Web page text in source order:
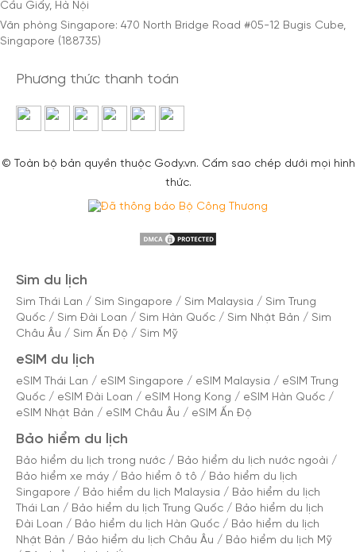
Cầu Giấy, Hà Nội
Văn phòng Singapore: 470 North Bridge Road #05-12 Bugis Cube,
Singapore (188735)
Phương thức thanh toán
© Toàn bộ bản quyền thuộc Gody.vn. Cấm sao chép dưới mọi hình
thức.
Sim du lịch
Sim Thái Lan / Sim Singapore / Sim Malaysia / Sim Trung
Quốc / Sim Đài Loan / Sim Hàn Quốc / Sim Nhật Bản / Sim
Châu Âu / Sim Ấn Độ / Sim Mỹ
eSIM du lịch
eSIM Thái Lan / eSIM Singapore / eSIM Malaysia / eSIM Trung
Quốc / eSIM Đài Loan / eSIM Hong Kong / eSIM Hàn Quốc /
eSIM Nhật Bản / eSIM Châu Âu / eSIM Ấn Độ
Bảo hiểm du lịch
Bảo hiểm du lịch trong nước / Bảo hiểm du lịch nước ngoài /
Bảo hiểm xe máy / Bảo hiểm ô tô / Bảo hiểm du lịch
Singapore / Bảo hiểm du lịch Malaysia / Bảo hiểm du lịch
Thái Lan / Bảo hiểm du lịch Trung Quốc / Bảo hiểm du lịch
Đài Loan / Bảo hiểm du lịch Hàn Quốc / Bảo hiểm du lịch
Nhật Bản / Bảo hiểm du lịch Châu Âu / Bảo hiểm du lịch Mỹ